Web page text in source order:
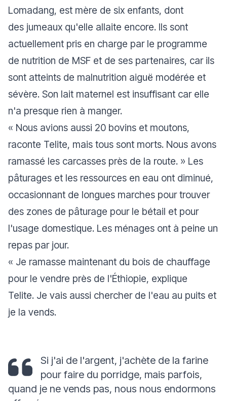
Lomadang, est mère de six enfants, dont
des jumeaux qu'elle allaite encore. Ils sont
actuellement pris en charge par le programme
de nutrition de MSF et de ses partenaires, car ils
sont atteints de malnutrition aiguë modérée et
sévère. Son lait maternel est insuffisant car elle
n'a presque rien à manger.
« Nous avions aussi 20 bovins et moutons,
raconte Telite, mais tous sont morts. Nous avons
ramassé les carcasses près de la route. » Les
pâturages et les ressources en eau ont diminué,
occasionnant de longues marches pour trouver
des zones de pâturage pour le bétail et pour
l'usage domestique. Les ménages ont à peine un
repas par jour.
« Je ramasse maintenant du bois de chauffage
pour le vendre près de l'Éthiopie, explique
Telite. Je vais aussi chercher de l'eau au puits et
je la vends.
Si j'ai de l'argent, j'achète de la farine
pour faire du porridge, mais parfois,
quand je ne vends pas, nous nous endormons